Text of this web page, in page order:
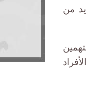
من
المتهمين